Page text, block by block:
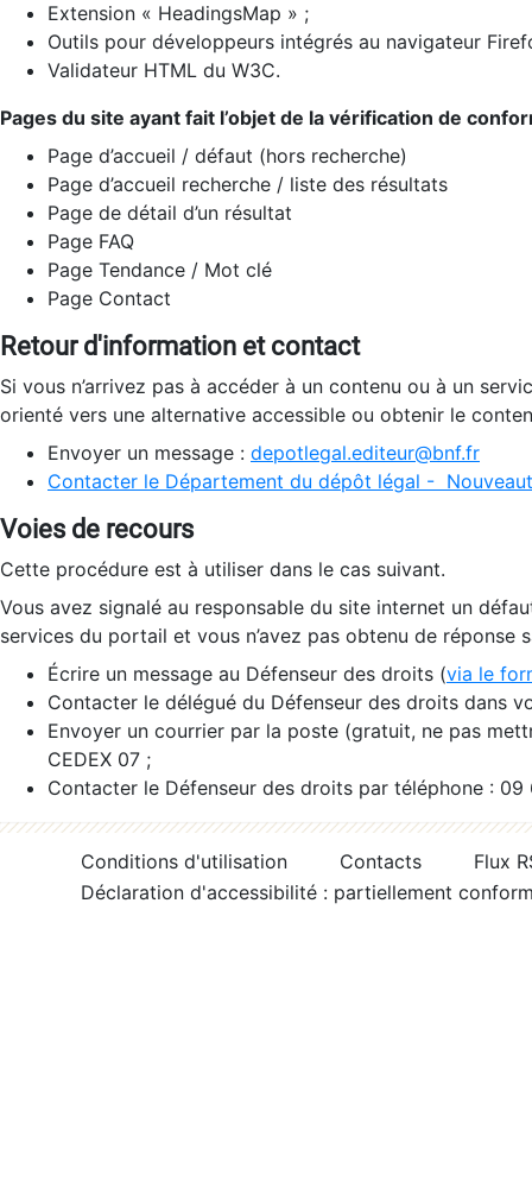
Extension « HeadingsMap » ;
Outils pour développeurs intégrés au navigateur
Validateur HTML du W3C.
Pages du site ayant fait l’objet de la vérification de
Page d’accueil / défaut (hors recherche)
Page d’accueil recherche / liste des résultats
Page de détail d’un résultat
Page FAQ
Page Tendance / Mot clé
Page Contact
Retour d'information et contact
Si vous n’arrivez pas à accéder à un contenu ou à un
orienté vers une alternative accessible ou obtenir le
Envoyer un message : depotlegal.editeur@bnf.fr
Contacter le Département du dépôt légal -
Voies de recours
Cette procédure est à utiliser dans le cas suivant.
Vous avez signalé au responsable du site internet un
services du portail et vous n’avez pas obtenu de réponse
Écrire un message au Défenseur des droits (via le
Contacter le délégué du Défenseur des droits dans
Envoyer un courrier par la poste (gratuit, ne pas
CEDEX 07 ;
Contacter le Défenseur des droits par téléphone :
Conditions d'utilisation Contacts
Flux
Déclaration d'accessibilité : partiellement